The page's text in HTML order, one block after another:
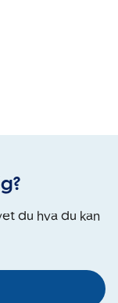
du hva du kan